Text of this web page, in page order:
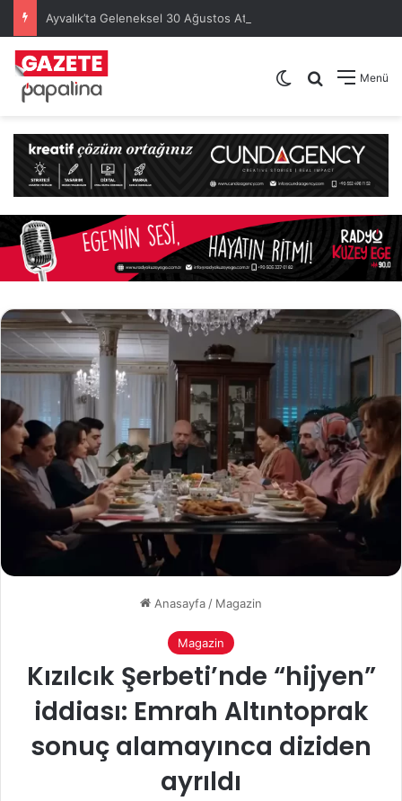
Menü
Arama yap
Dış görünümü
Anasayfa/ Magazin
Magazin
Kızılcık Şerbeti’nde “hijyen”
iddiası: Emrah Altıntoprak
sonuç alamayınca diziden
ayrıldı